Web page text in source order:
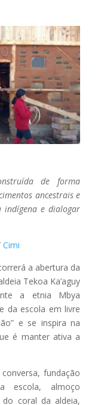
de forma
ancestrais e
e dialogar
Cimi
a abertura da
Tekoa Ka’aguy
a etnia Mbya
da escola em livre
e se inspira na
é manter ativa a
fundação
escola, almoço
do coral da aldeia,